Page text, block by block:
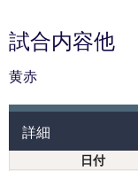
試合内容他
黄赤
詳細
日付